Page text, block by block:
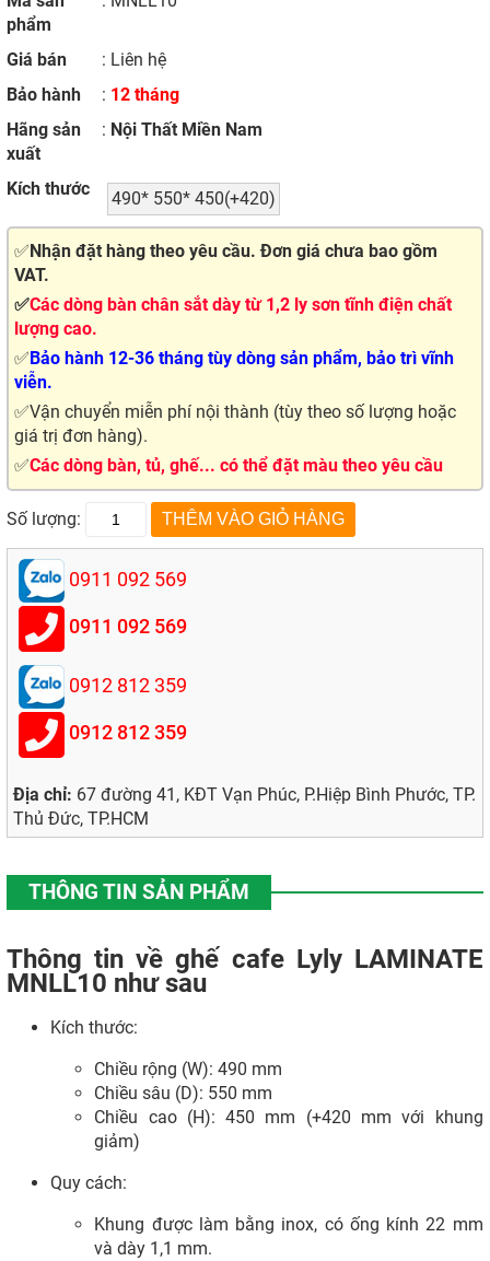
phẩm
Giá bán : Liên hệ
Bảo hành
: 12 tháng
Hãng sản
xuất
: Nội Thất Miền Nam
Kích thước 490* 550* 450(+420)
✅ Nhận đặt hàng theo yêu cầu. Đơn giá chưa bao gồm
VAT.
✅Các dòng bàn chân sắt dày từ 1,2 ly sơn tĩnh điện chất
lượng cao.
✅ Bảo hành 12-36 tháng tùy dòng sản phẩm, bảo trì vĩnh
viễn.
✅Vận chuyển miễn phí nội thành (tùy theo số lượng hoặc
giá trị đơn hàng).
✅Các dòng bàn, tủ, ghế... có thể đặt màu theo yêu cầu
Số lượng:
0911 092 569
0911 092 569
0912 812 359
0912 812 359
Địa chỉ: 67 đường 41, KĐT Vạn Phúc, P.Hiệp Bình Phước, TP.
Thủ Đức, TP.HCM
THÔNG TIN SẢN PHẨM
Thông tin về ghế cafe Lyly LAMINATE
MNLL10 như sau
Kích thước:
Chiều rộng (W): 490 mm
Chiều sâu (D): 550 mm
Chiều cao (H): 450 mm (+420 mm với khung
giảm)
Quy cách:
Khung được làm bằng inox, có ống kính 22 mm
và dày 1,1 mm.